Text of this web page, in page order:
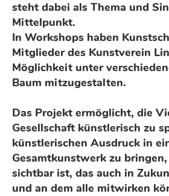
steht dabei als Thema und
Mittelpunkt.
In Workshops haben
Mitglieder des Kunstverein
Möglichkeit unter
Baum mitzugestalten.
Das Projekt ermöglicht, die
Gesellschaft künstlerisch zu
künstlerischen Ausdruck in
Gesamtkunstwerk zu
sichtbar ist, das auch in
und an dem alle mitwirken